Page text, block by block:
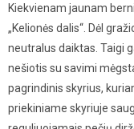
Kiekvienam jaunam
„Kelionės dalis“. Dėl
neutralus daiktas. Taigi
nešiotis su savimi
pagrindinis skyrius,
priekiniame skyriuje